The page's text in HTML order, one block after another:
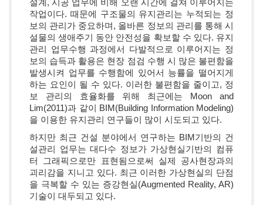
작업이다. 때문에 구조물의 유지관리는 누적되는 정
보의 관리가 중요하며, 올바른 정보의 관리를 통해 시
설물의 생애주기 동안 안전성을 확보할 수 있다. 유지
관리 업무수행 과정에서 다발적으로 이루어지는 정
보의 습득과 활용은 현장 점검 수행 시 많은 불편함을
발생시켜 업무를 수행함에 있어서 능률을 떨어지게
하는 요인이 될 수 있다. 이러한 불편함을 줄이고, 정
보 관리의 효율화를 위해 최근에는 Moon and
Lim(2011)과 같이 BIM(Building Information Modeling)
을 이용한 유지관리 연구들이 많이 시도되고 있다.
하지만 최근 건설 분야에서 연구하는 BIM기반의 건
설관리 업무는 대다수 정보가 가상현실기반의 컴퓨
터 그래픽으로만 표현됨으로써 실제 공사현장과의
괴리감을 지니고 있다. 최근 이러한 가상현실의 단점
을 극복할 수 있는 증강현실(Augmented Reality, AR)
기술이 대두되고 있다.